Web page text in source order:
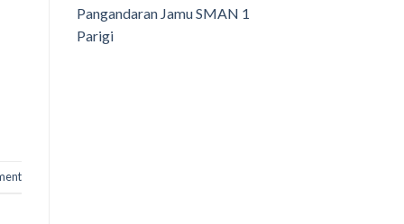
Pangandaran Jamu SMAN 1
Parigi